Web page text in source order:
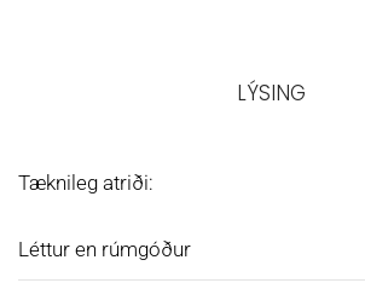
LÝSING
Tæknileg atriði:
Léttur en rúmgóður